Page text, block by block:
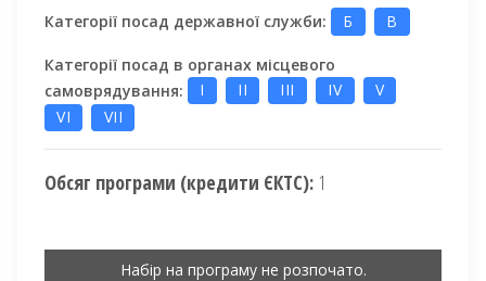
Категорії посад державної служби: Б В
Категорії посад в органах місцевого
самоврядування:
I II III IV
V
VI
VII
Обсяг програми (кредити ЄКТС): 1
Набір на програму не розпочато.